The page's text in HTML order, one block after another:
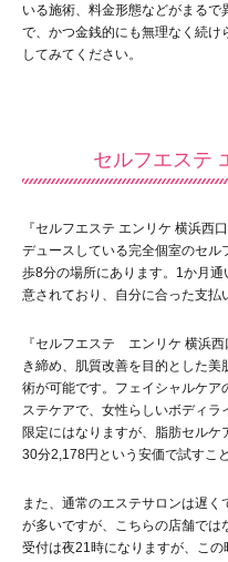
いる施術、料金形態などがまるで
で、かつ金銭的にも無理なく続け
してみてください。
セルフエステ
『セルフエステ エンリケ 横浜西
デュースしている完全個室のセル
歩8分の場所にあります。1か月
意されており、自分に合った支払
『セルフエステ エンリケ 横浜
き締め、肌質改善を目的とした
術が可能です。フェイシャルケア
ステケアで、女性らしいボディ
限定にはなりますが、脂肪セルケ
30分2,178円という安価で試すこ
また、通常のエステサロンは遅
が多いですが、こちらの店舗で
受付は夜21時になりますが、こ